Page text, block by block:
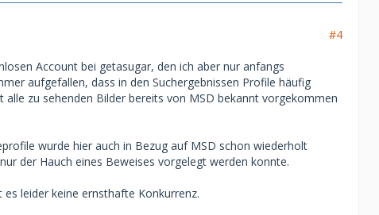
#4
Account bei getasugar, den ich aber nur anfangs
aufgefallen, dass in den Suchergebnissen Profile häufig
zu sehenden Bilder bereits von MSD bekannt vorgekommen
wurde hier auch in Bezug auf MSD schon wiederholt
der Hauch eines Beweises vorgelegt werden konnte.
leider keine ernsthafte Konkurrenz.